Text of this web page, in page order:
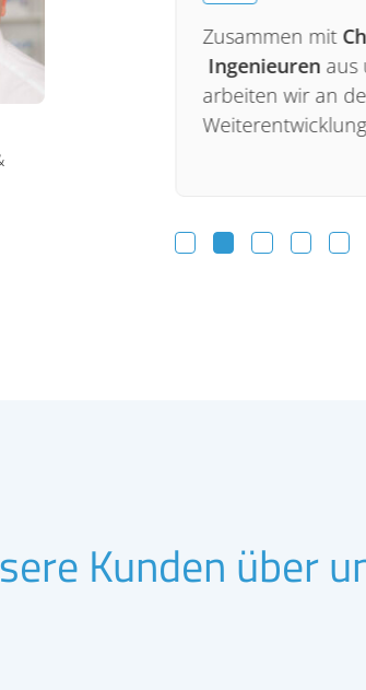
Ihren
angepasste
Zusammen mit
Ingenieuren aus
arbeiten wir an
Kunden über